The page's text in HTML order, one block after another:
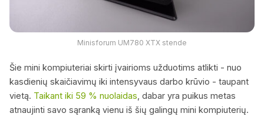
Minisforum UM780 XTX stende
Šie mini kompiuteriai skirti įvairioms užduotims atlikti - nuo
kasdienių skaičiavimų iki intensyvaus darbo krūvio - taupant
vietą. Taikant iki 59 % nuolaidas , dabar yra puikus metas
atnaujinti savo sąranką vienu iš šių galingų mini kompiuterių.